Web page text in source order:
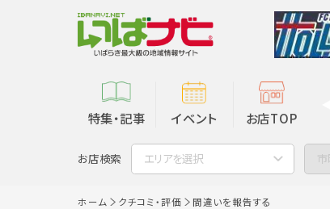
特集・記事 イベント お店TOP
お店検索 エリアを選択
ホーム クチコミ・評価 間違いを報告する